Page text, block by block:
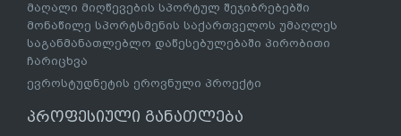
მაღალი მიღწევების სპორტულ შეჯიბრებებში
მონაწილე სპორტსმენის საქართველოს უმაღლეს
საგანმანათლებლო დაწესებულებაში პირობითი
ჩარიცხვა
ევროსტუდნეტის ეროვნული პროექტი
პროფესიული განათლება